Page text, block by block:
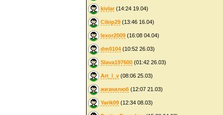
kivlar (14:24 19.04)
Cibip29 (13:46 16.04)
lexor2009 (16:08 04.04)
dm0104 (10:52 26.03)
Slava197600 (01:42 26.03)
Art_l_v (08:06 25.03)
жизнилюб (12:07 21.03)
Yarik09 (12:34 08.03)